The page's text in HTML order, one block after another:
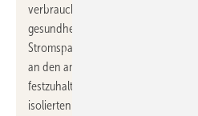
verbraucht, im Sommer sind die
gesundheitsgefährlich heiß. Das
Stromsparhelfer seit Jahren. Wir
an den ambitionierten Klimazielen
festzuhalten und die Sanierung so
isolierten Wohnungen der ärmsten